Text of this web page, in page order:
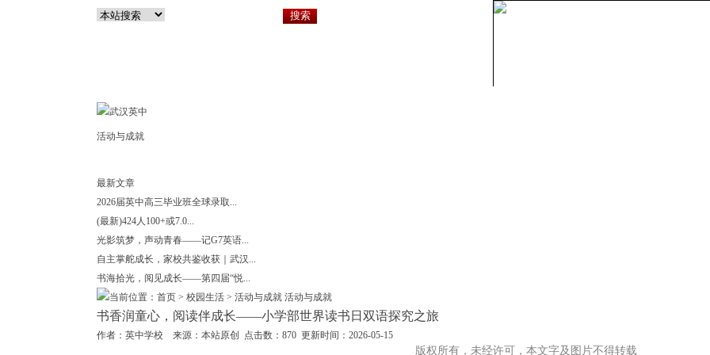
活动与成就
最新文章
2026届英中高三毕业班全球录取...
(最新)424人100+或7.0...
光影筑梦，声动青春——记G7英语...
自主掌舵成长，家校共鉴收获｜武汉...
书海拾光，阅见成长——第四届“悦...
当前位置：首页 > 校园生活 > 活动与成就 活动与成就
书香润童心，阅读伴成长——小学部世界读书日双语探究之旅
作者：英中学校 来源：本站原创 点击数：870 更新时间：2026-05-15
版权所有，未经许可，本文字及图片不得转载